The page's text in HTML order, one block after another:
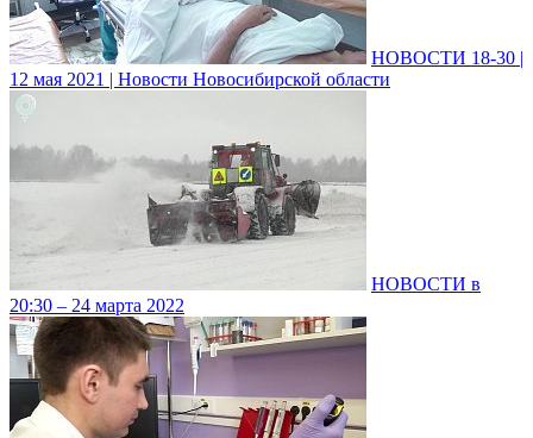
НОВОСТИ 18-30 |
12 мая 2021 | Новости Новосибирской области
НОВОСТИ в
20:30 – 24 марта 2022